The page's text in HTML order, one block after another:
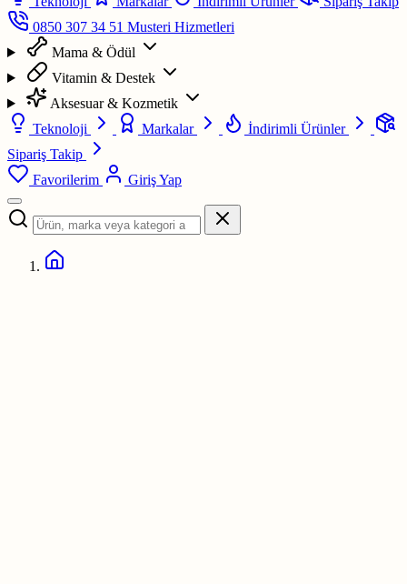
0850 307 34 51 Musteri Hizmetleri
Mama & Ödül
Vitamin & Destek
Aksesuar & Kozmetik
Teknoloji
Markalar
İndirimli Ürünler
Sipariş Takip
Favorilerim
Giriş Yap